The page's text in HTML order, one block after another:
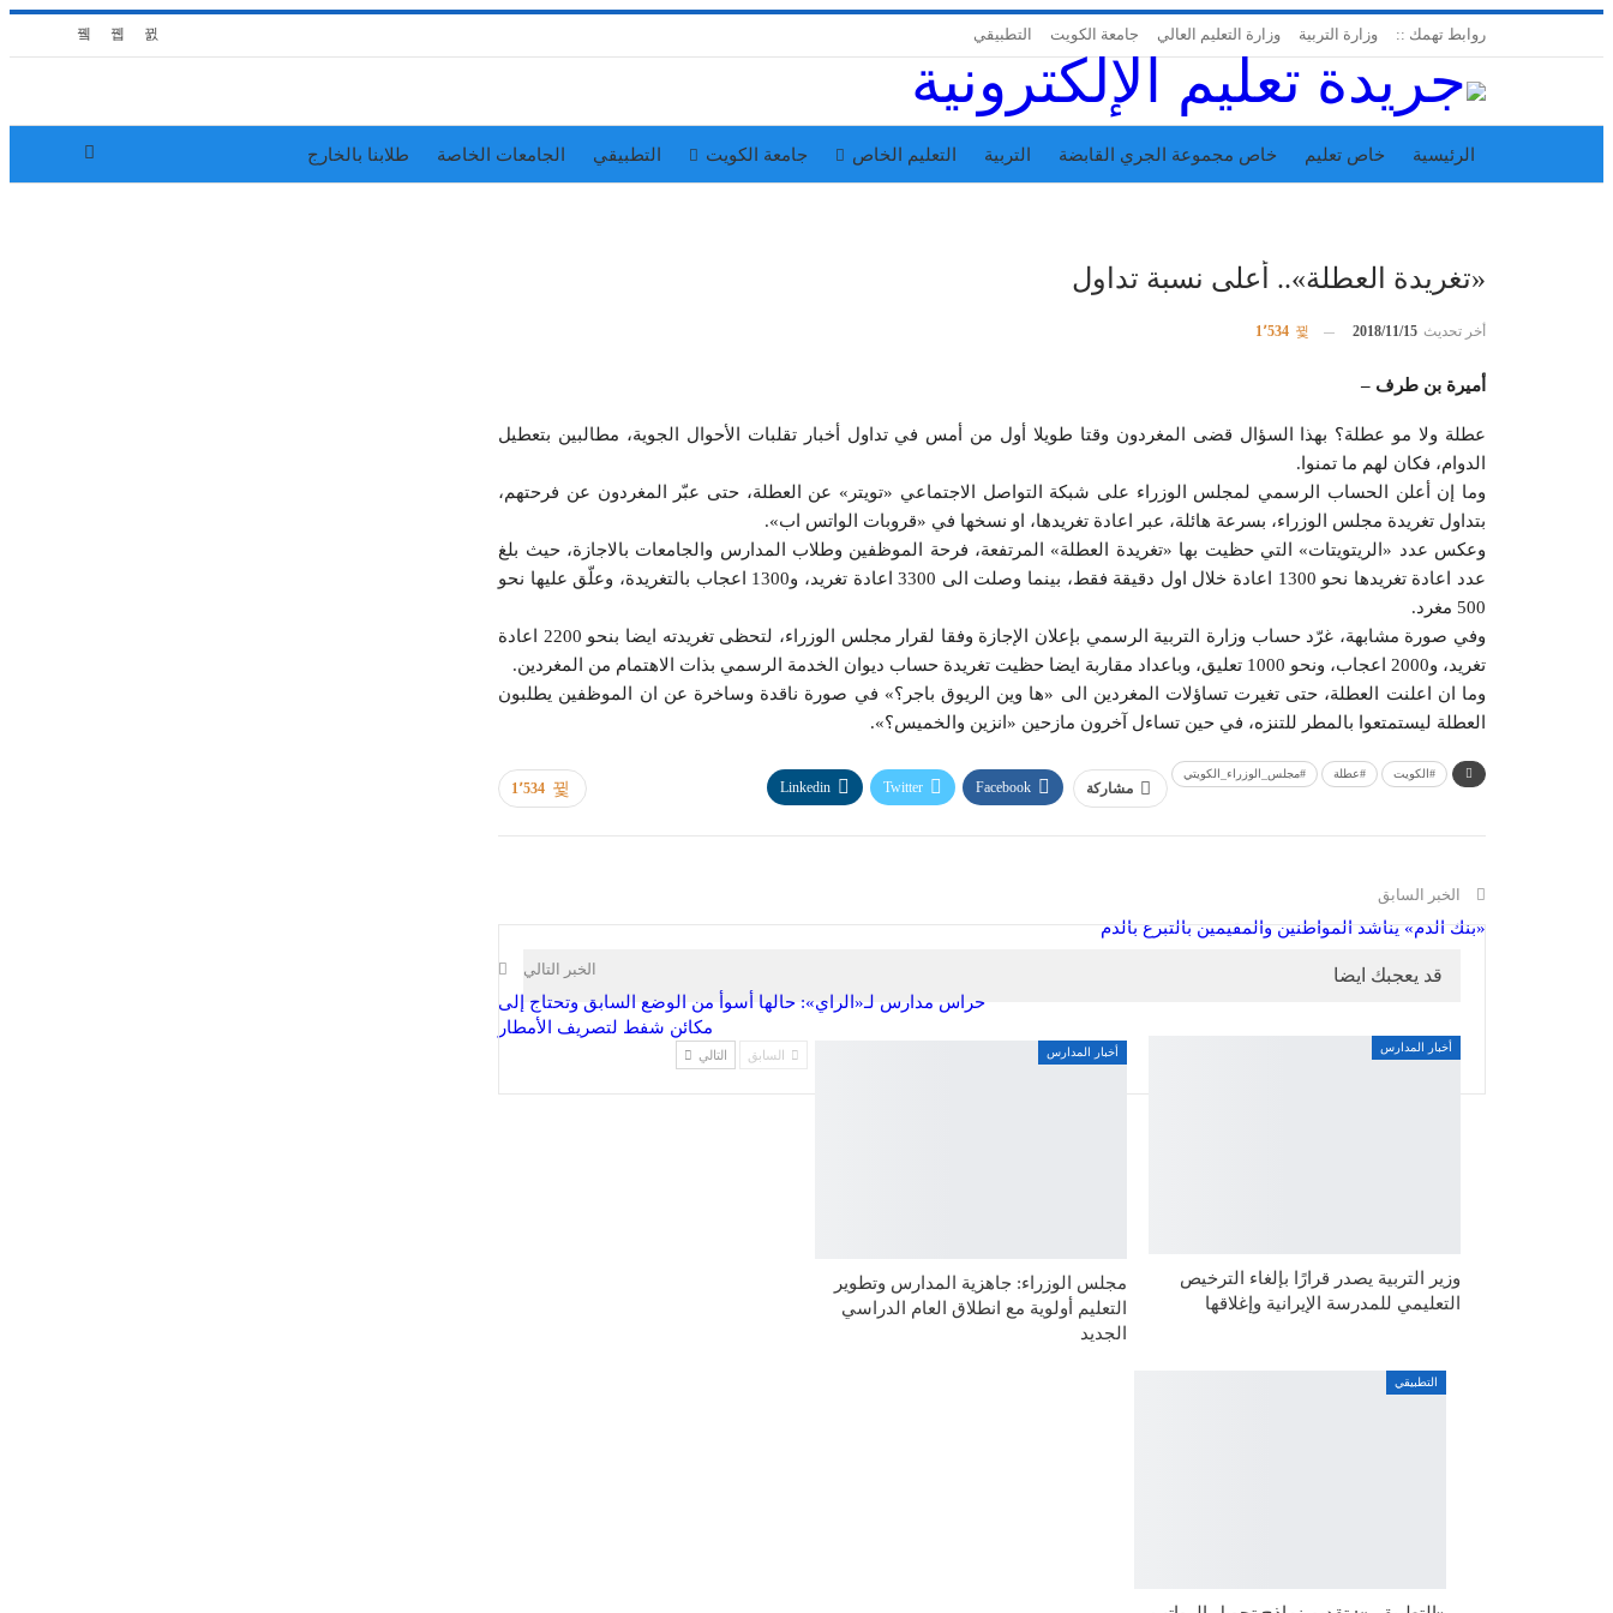
روابط تهمك :: وزارة التربية وزارة التعليم العالي جامعة الكويت التطبيقي
الرئيسية خاص تعليم خاص مجموعة الجري القابضة التربية التعليم الخاص جامعة الكويت التطبيقي الجامعات الخاصة طلابنا بالخارج
«تغريدة العطلة».. أعلى نسبة تداول
أخر تحديث 2018/11/15
أميرة بن طرف –
عطلة ولا مو عطلة؟ بهذا السؤال قضى المغردون وقتا طويلا أول من أمس في تداول أخبار تقلبات الأحوال الجوية، مطالبين بتعطيل
الدوام، فكان لهم ما تمنوا.
وما إن أعلن الحساب الرسمي لمجلس الوزراء على شبكة التواصل الاجتماعي «تويتر» عن العطلة، حتى عبّر المغردون عن فرحتهم،
بتداول تغريدة مجلس الوزراء، بسرعة هائلة، عبر اعادة تغريدها، او نسخها في «قروبات الواتس اب».
وعكس عدد «الريتويتات» التي حظيت بها «تغريدة العطلة» المرتفعة، فرحة الموظفين وطلاب المدارس والجامعات بالاجازة، حيث بلغ
عدد اعادة تغريدها نحو 1300 اعادة خلال اول دقيقة فقط، بينما وصلت الى 3300 اعادة تغريد، و1300 اعجاب بالتغريدة، وعلّق عليها نحو
500 مغرد.
وفي صورة مشابهة، غرّد حساب وزارة التربية الرسمي بإعلان الإجازة وفقا لقرار مجلس الوزراء، لتحظى تغريدته ايضا بنحو 2200 اعادة
تغريد، و2000 اعجاب، ونحو 1000 تعليق، وباعداد مقاربة ايضا حظيت تغريدة حساب ديوان الخدمة الرسمي بذات الاهتمام من المغردين.
وما ان اعلنت العطلة، حتى تغيرت تساؤلات المغردين الى «ها وين الريوق باجر؟» في صورة ناقدة وساخرة عن ان الموظفين يطلبون
العطلة ليستمتعوا بالمطر للتنزه، في حين تساءل آخرون مازحين «انزين والخميس؟».
#الكويت #عطلة #مجلس_الوزراء_الكويتي
1٬534 مشاركة Facebook
Twitter
Linkedin
الخبر السابق
«بنك الدم» يناشد المواطنين والمقيمين بالتبرع بالدم
الخبر التالي
حراس مدارس لـ«الراي»: حالها أسوأ من الوضع السابق وتحتاج إلى
مكائن شفط لتصريف الأمطار
قد يعجبك ايضا
أخبار المدارس
وزير التربية يصدر قرارًا بإلغاء الترخيص
التعليمي للمدرسة الإيرانية وإغلاقها
أخبار المدارس
مجلس الوزراء: جاهزية المدارس وتطوير
التعليم أولوية مع انطلاق العام الدراسي
الجديد
التطبيقي
السابق التالي